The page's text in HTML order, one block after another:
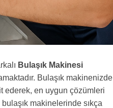
Bulaşık Makinesi
Bulaşık makinenizde
ederek, en uygun çözümleri
bulaşık makinelerinde sıkça